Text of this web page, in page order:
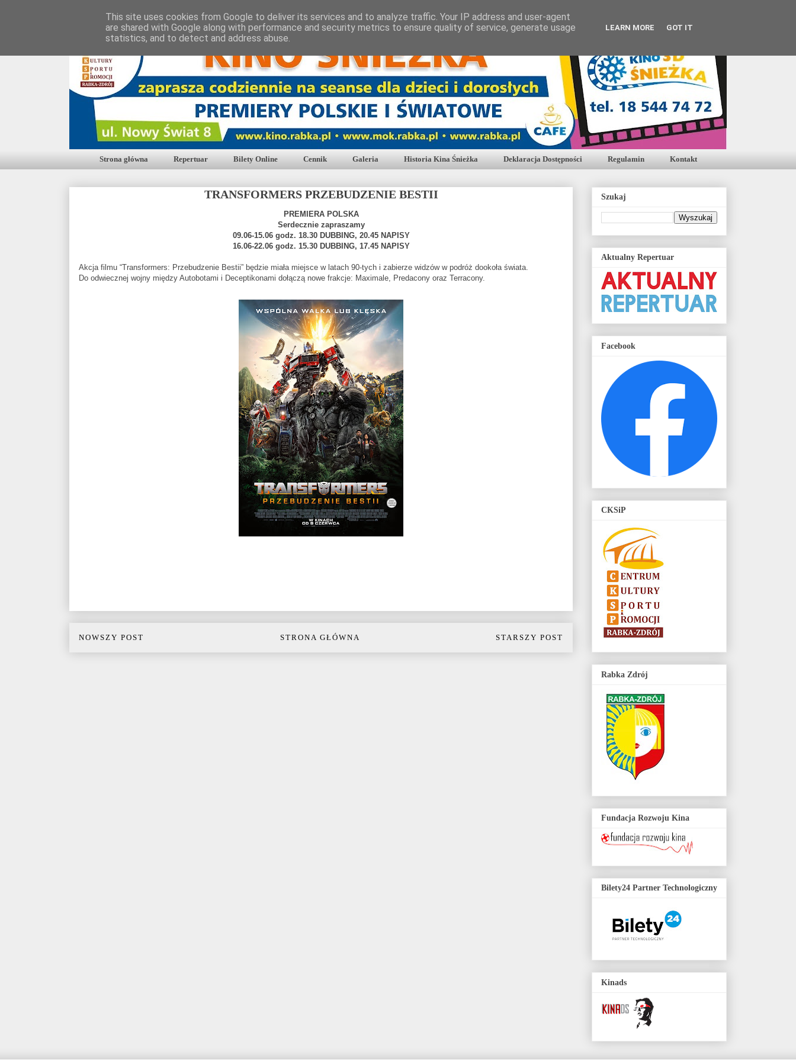
Strona główna Repertuar Bilety Online Cennik Galeria Historia Kina Śnieżka Deklaracja Dostępności Regulamin Kontakt
TRANSFORMERS PRZEBUDZENIE BESTII
PREMIERA POLSKA
Serdecznie zapraszamy
09.06-15.06 godz. 18.30 DUBBING, 20.45 NAPISY
16.06-22.06 godz. 15.30 DUBBING, 17.45 NAPISY
Akcja filmu “Transformers: Przebudzenie Bestii” będzie miała miejsce w latach 90-tych i zabierze widzów w podróż dookoła świata.
Do odwiecznej wojny między Autobotami i Deceptikonami dołączą nowe frakcje: Maximale, Predacony oraz Terracony.
NOWSZY POST STARSZY POST
STRONA GŁÓWNA
Szukaj
Aktualny Repertuar
Facebook
CKSiP
Rabka Zdrój
Fundacja Rozwoju Kina
Bilety24 Partner Technologiczny
Kinads
This site uses cookies from Google to deliver its services and to analyze traffic. Your IP address and user-agent
are shared with Google along with performance and security metrics to ensure quality of service, generate usage
statistics, and to detect and address abuse.
LEARN MORE GOT IT